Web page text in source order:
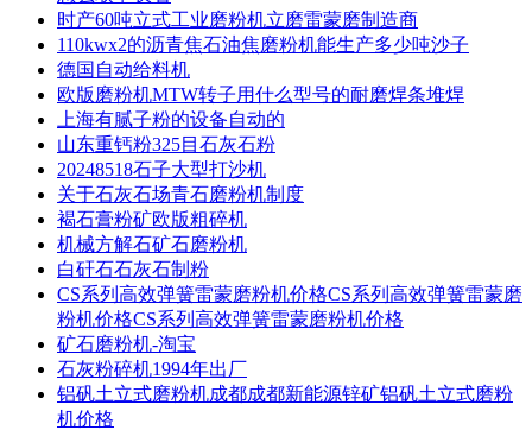
时产60吨立式工业磨粉机立磨雷蒙磨制造商
110kwx2的沥青焦石油焦磨粉机能生产多少吨沙子
德国自动给料机
欧版磨粉机MTW转子用什么型号的耐磨焊条堆焊
上海有腻子粉的设备自动的
山东重钙粉325目石灰石粉
20248518石子大型打沙机
关于石灰石场青石磨粉机制度
褐石膏粉矿欧版粗碎机
机械方解石矿石磨粉机
白矸石石灰石制粉
CS系列高效弹簧雷蒙磨粉机价格CS系列高效弹簧雷蒙磨
粉机价格CS系列高效弹簧雷蒙磨粉机价格
矿石磨粉机-淘宝
石灰粉碎机1994年出厂
铝矾土立式磨粉机成都成都新能源锌矿铝矾土立式磨粉
机价格